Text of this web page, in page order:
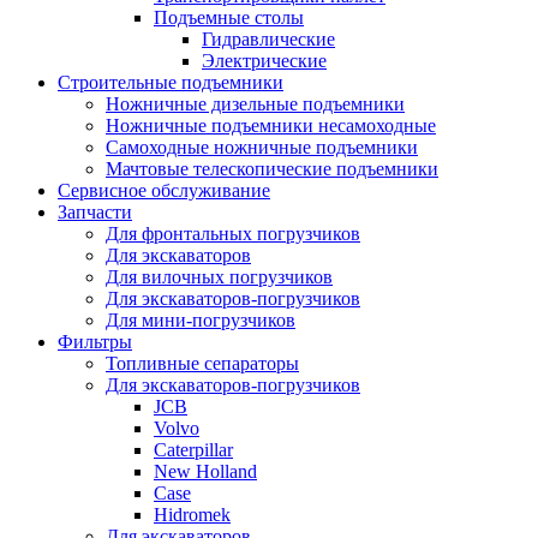
Подъемные столы
Гидравлические
Электрические
Строительные подъемники
Ножничные дизельные подъемники
Ножничные подъемники несамоходные
Самоходные ножничные подъемники
Мачтовые телескопические подъемники
Сервисное обслуживание
Запчасти
Для фронтальных погрузчиков
Для экскаваторов
Для вилочных погрузчиков
Для экскаваторов-погрузчиков
Для мини-погрузчиков
Фильтры
Топливные сепараторы
Для экскаваторов-погрузчиков
JCB
Volvo
Caterpillar
New Holland
Case
Hidromek